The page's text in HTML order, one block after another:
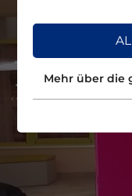
Die
für
Die
für
Mehr über die